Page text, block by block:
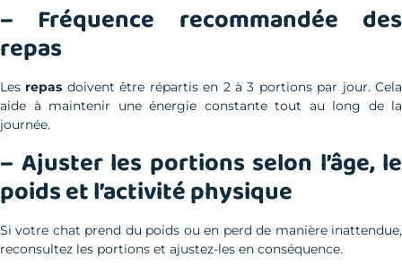
– Fréquence recommandée des
repas
Les repas doivent être répartis en 2 à 3 portions par jour. Cela
aide à maintenir une énergie constante tout au long de la
journée.
– Ajuster les portions selon l’âge, le
poids et l’activité physique
Si votre chat prend du poids ou en perd de manière inattendue,
reconsultez les portions et ajustez-les en conséquence.